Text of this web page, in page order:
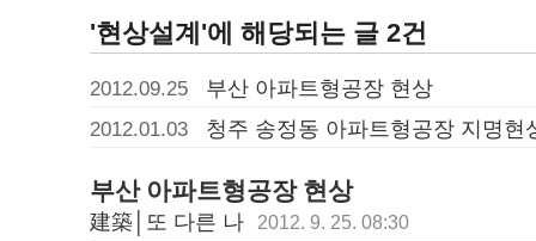
'현상설계'에 해당되는 글 2건
2012.09.25 부산 아파트형공장 현상
2012.01.03 청주 송정동 아파트형공장 지명현
부산 아파트형공장 현상
建築│또 다른 나 2012. 9. 25. 08:30